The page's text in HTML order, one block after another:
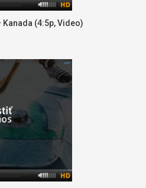
(4:5p, Video)